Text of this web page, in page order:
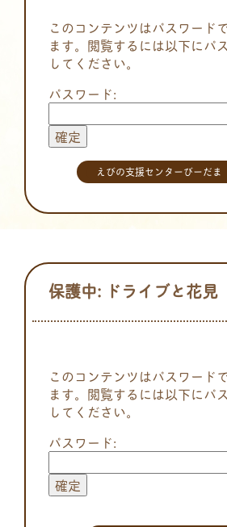
このコンテンツはパスワード
ます。閲覧するには以下にパ
してください。
パスワード:
えびの支援センターびーだま
保護中: ドライブと花見
このコンテンツはパスワード
ます。閲覧するには以下にパ
してください。
パスワード: